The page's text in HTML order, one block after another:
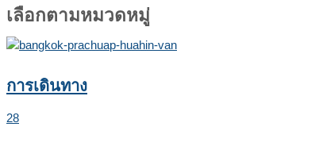
เลือกตามหมวดหมู่
การเดินทาง
28